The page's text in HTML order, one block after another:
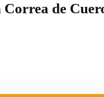
Correa de